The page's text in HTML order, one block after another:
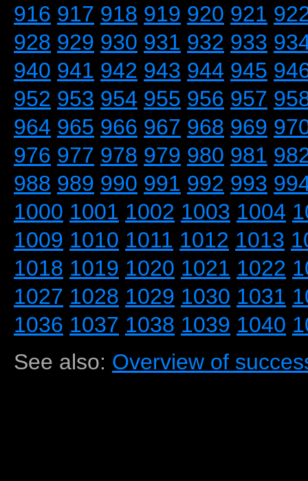
916 917 918 919 920 921
928 929 930 931 932 933
940 941 942 943 944 945
952 953 954 955 956 957
964 965 966 967 968 969
976 977 978 979 980 981
988 989 990 991 992 993
1000 1001 1002 1003 1004
1009 1010 1011 1012 1013
1018 1019 1020 1021 1022
1027 1028 1029 1030 1031
1036 1037 1038 1039 1040
See also: Overview of